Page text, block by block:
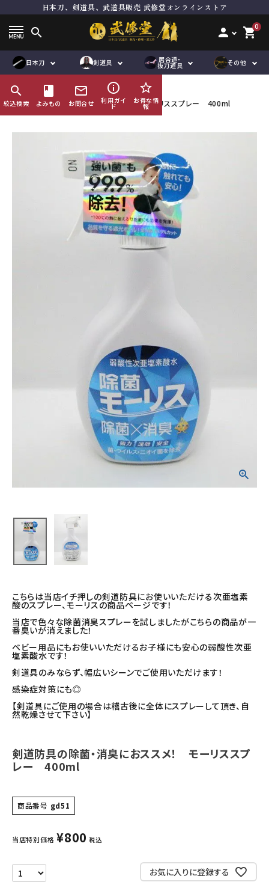
日本刀、剣道具、武道具販売 武修堂オンラインストア
search person 0
shopping_cart
日本刀
その他刀身
縁頭
その他金具
鮫鞘
剣道具
面単品
垂れ単品
鮫胴
竹刀用品
道着袴セット
竹刀袋
その他小物
居合道・
抜刀道具
居合刀（模擬刀）
居合道向き真剣
木刀
下緒
道着袴セット
道着単品
袴単品
帯
刀袋
鮫鞘
鮫胴
その他
オリジナル商
品
ハンドメイド商
品
企画商品
search
絞込検索
book
よみもの
mail_outline
お問合せ
info_outline
利用ガイ
ド
star_border
お得な情
報
ACCOUNT MENU
ようこそ ゲスト 様
person 会員登録
HOME
剣道具
剣道防具の除菌・消臭におススメ！ モーリススプレー 400ml
こちらは当店イチ押しの剣道防具にお使いいただける次亜塩素
酸のスプレー、モーリスの商品ページです！
当店で色々な除菌消臭スプレーを試しましたがこちらの商品が一
番臭いが消えました！
ベビー用品にもお使いいただけるお子様にも安心の弱酸性次亜
塩素酸水です！
剣道具のみならず、幅広いシーンでご使用いただけます！
感染症対策にも◎
【剣道具にご使用の場合は稽古後に全体にスプレーして頂き、自
然乾燥させて下さい】
剣道防具の除菌・消臭におススメ！ モーリススプ
レー 400ml
商品番号 gd51
当店特別価格 ¥800 税込
お気に入りに登録する